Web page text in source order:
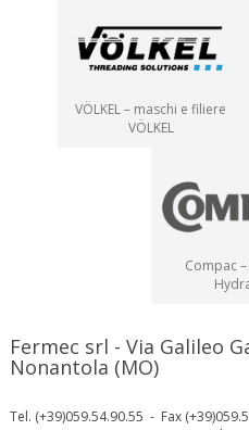
VÖLKEL – maschi e filiere
VÖLKEL
Compac
Fermec srl - Via Galileo
Nonantola (MO)
Tel. (+39)059.54.90.55 - Fax